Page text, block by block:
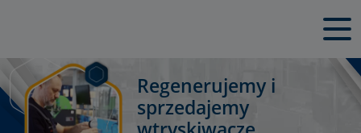
Regenerujemy i
sprzedajemy